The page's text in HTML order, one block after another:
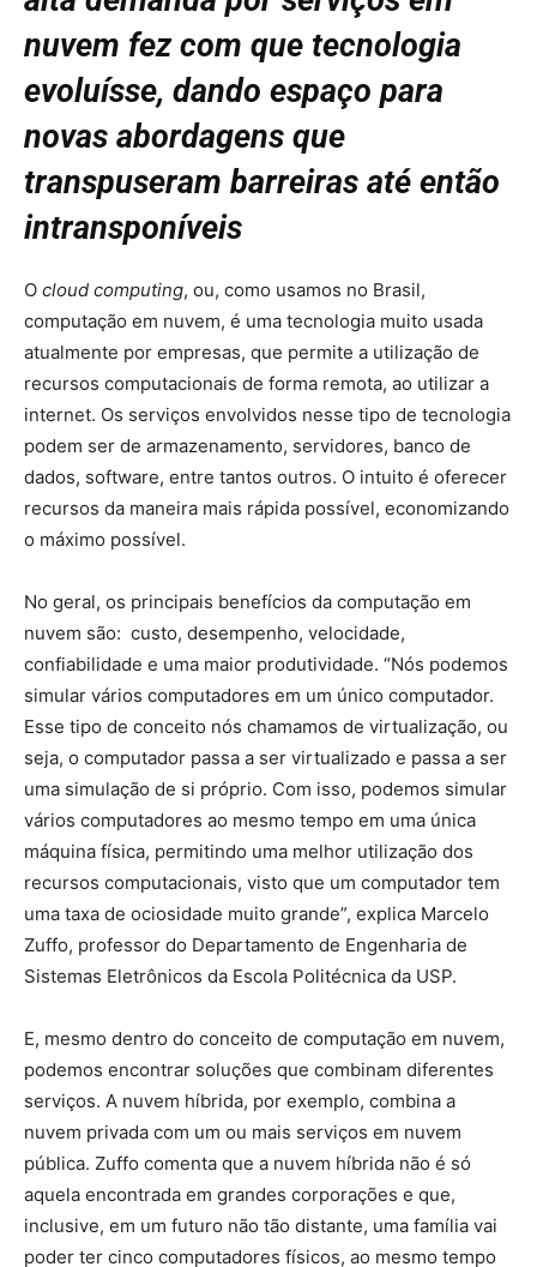
nuvem fez com que tecnologia
evoluísse, dando espaço para
novas abordagens que
transpuseram barreiras até então
intransponíveis
O cloud computing, ou, como usamos no Brasil,
computação em nuvem, é uma tecnologia muito usada
atualmente por empresas, que permite a utilização de
recursos computacionais de forma remota, ao utilizar a
internet. Os serviços envolvidos nesse tipo de tecnologia
podem ser de armazenamento, servidores, banco de
dados, software, entre tantos outros. O intuito é oferecer
recursos da maneira mais rápida possível, economizando
o máximo possível.
No geral, os principais benefícios da computação em
nuvem são: custo, desempenho, velocidade,
confiabilidade e uma maior produtividade. “Nós podemos
simular vários computadores em um único computador.
Esse tipo de conceito nós chamamos de virtualização, ou
seja, o computador passa a ser virtualizado e passa a ser
uma simulação de si próprio. Com isso, podemos simular
vários computadores ao mesmo tempo em uma única
máquina física, permitindo uma melhor utilização dos
recursos computacionais, visto que um computador tem
uma taxa de ociosidade muito grande”, explica Marcelo
Zuffo, professor do Departamento de Engenharia de
Sistemas Eletrônicos da Escola Politécnica da USP.
E, mesmo dentro do conceito de computação em nuvem,
podemos encontrar soluções que combinam diferentes
serviços. A nuvem híbrida, por exemplo, combina a
nuvem privada com um ou mais serviços em nuvem
pública. Zuffo comenta que a nuvem híbrida não é só
aquela encontrada em grandes corporações e que,
inclusive, em um futuro não tão distante, uma família vai
poder ter cinco computadores físicos, ao mesmo tempo